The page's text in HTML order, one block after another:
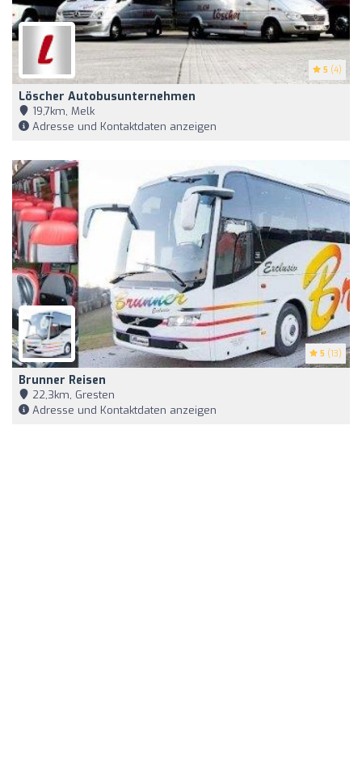
5 (4)
Löscher Autobusunternehmen
19,7km, Melk
Adresse und Kontaktdaten anzeigen
5 (13)
Brunner Reisen
22,3km, Gresten
Adresse und Kontaktdaten anzeigen